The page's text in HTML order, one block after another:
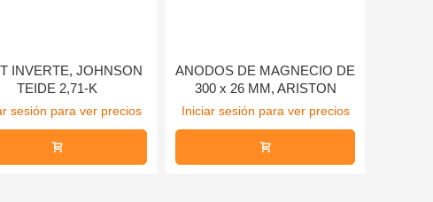
INVERTE, JOHNSON
TEIDE 2,71-K
sesión para ver precios
ANODOS DE MAGNECIO DE
300 x 26 MM, ARISTON
Iniciar sesión para ver precios